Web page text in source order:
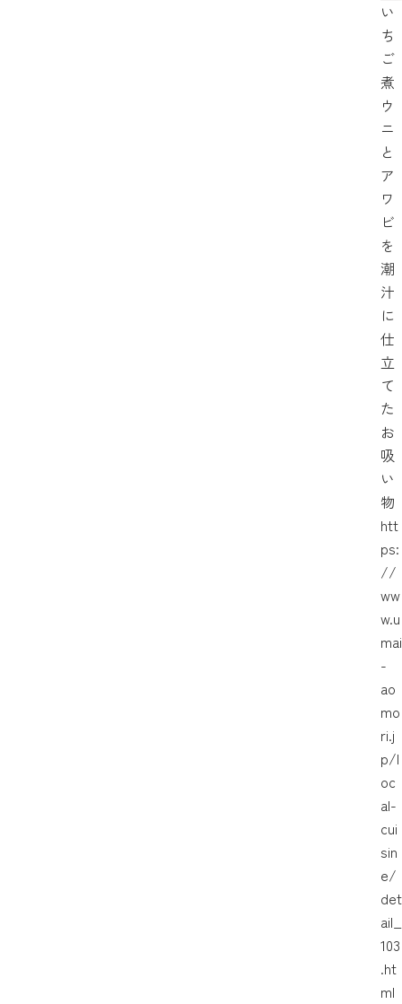
い
ち
ご
煮
ウ
ニ
と
ア
ワ
ビ
を
潮
汁
に
仕
立
て
た
お
吸
い
物
htt
ps:
//
ww
w.u
mai
-
ao
mo
ri.j
p/l
oc
al-
cui
sin
e/
det
ail_
103
.ht
ml